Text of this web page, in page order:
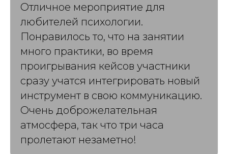
Отличное мероприятие для
любителей психологии.
Понравилось то, что на занятии
много практики, во время
проигрывания кейсов участники
сразу учатся интегрировать новый
инструмент в свою коммуникацию.
Очень доброжелательная
атмосфера, так что три часа
пролетают незаметно!